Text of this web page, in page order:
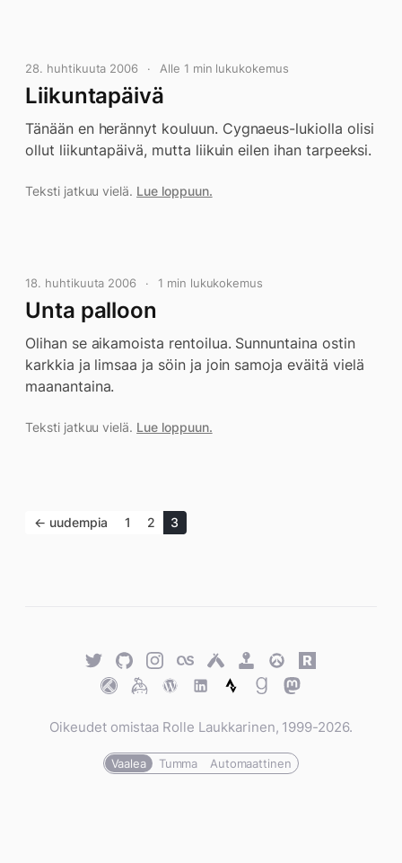
28. huhtikuuta 2006 Alle 1 min lukukokemus
Liikuntapäivä
Tänään en herännyt kouluun. Cygnaeus-lukiolla olisi
ollut liikuntapäivä, mutta liikuin eilen ihan tarpeeksi.
Teksti jatkuu vielä. Lue loppuun.
18. huhtikuuta 2006 1 min lukukokemus
Unta palloon
Olihan se aikamoista rentoilua. Sunnuntaina ostin
karkkia ja limsaa ja söin ja join samoja eväitä vielä
maanantaina.
Teksti jatkuu vielä. Lue loppuun.
← uudempia 1 2 3
TwitterGitHubTwitterLast.fmUntappd
Retro
Achievements
Overwatch
Rawg.io
TraktKeybaseWordPress
WordPress
StravaGoodreads
Mastodon
Oikeudet omistaa Rolle Laukkarinen, 1999-2026.
Vaalea Tumma Automaattinen